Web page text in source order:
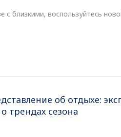
с близкими, воспользуйтесь
об отдыхе:
трендах сезона